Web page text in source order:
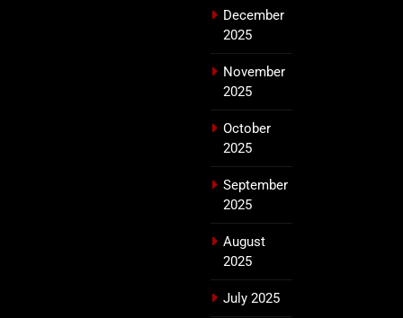
December
2025
November
2025
October
2025
September
2025
August
2025
July 2025